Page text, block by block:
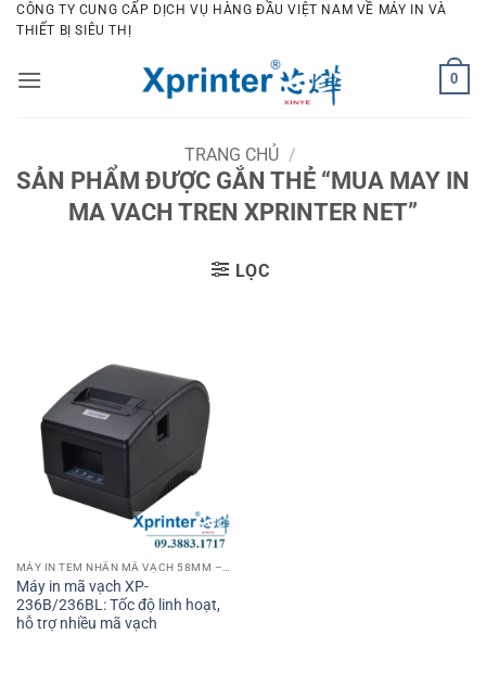
Bỏ
qua
dung
CÔNG TY CUNG CẤP DỊCH VỤ HÀNG ĐẦU VIỆT NAM VỀ MÁY IN VÀ
THIẾT BỊ SIÊU THỊ
0
TRANG CHỦ /
SẢN PHẨM ĐƯỢC GẮN THẺ “MUA MAY IN
MA VACH TREN XPRINTER NET”
LỌC
Máy in mã vạch XP-
236B/236BL: Tốc độ linh hoạt,
hỗ trợ nhiều mã vạch